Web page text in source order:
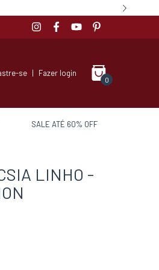
se | Fazer login
0
SALE ATÉ 60% OFF
LINHO -